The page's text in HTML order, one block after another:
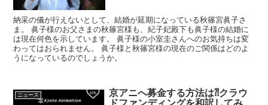
納采の儀が行えないとして、結婚が延期になっている秋篠宮眞子さ
ま。 眞子様のお父さまの秋篠宮様も、紀子妃殿下も眞子様の結婚に
は現在何色を示しています。 眞子様の小室圭さんへのお気持ちは変
わってはおられません。 眞子様と秋篠宮様の現在のご関係はどのよ
うになっているのでしょうか。
ニュース
京アニへ募金する方法は⁈クラウ
ドファンディングを和訳してみ